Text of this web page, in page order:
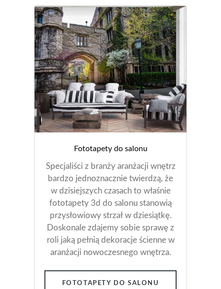
Fototapety do salonu
Specjaliści z branży aranżacji wnętrz
bardzo jednoznacznie twierdzą, że
w dzisiejszych czasach to właśnie
fototapety 3d do salonu stanowią
przysłowiowy strzał w dziesiątkę.
Doskonale zdajemy sobie sprawę z
roli jaką pełnią dekoracje ścienne w
aranżacji nowoczesnego wnętrza.
FOTOTAPETY DO SALONU